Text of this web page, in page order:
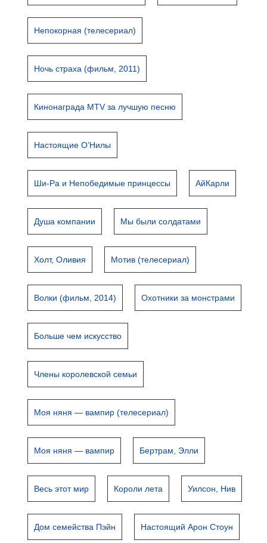
Непокорная (телесериал)
Ночь страха (фильм, 2011)
Кинонаграда MTV за лучшую песню
Настоящие О’Нилы
Ши-Ра и Непобедимые принцессы АйКарли
Душа компании Мы были солдатами
Холт, Оливия Мотив (телесериал)
Волки (фильм, 2014) Охотники за монстрами
Больше чем искусство
Члены королевской семьи
Моя няня — вампир (телесериал)
Моя няня — вампир Бертрам, Элли
Весь этот мир Короли лета Уилсон, Нив
Дом семейства Пэйн Настоящий Арон Стоун